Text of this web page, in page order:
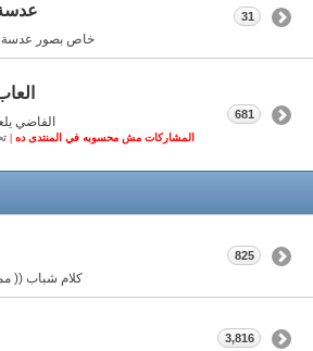
خاص بصور عدسة
31
الفاضي
المشاركات مش محسوبه في المنتدى ده |
681
كلام شباب ((
825
3,816